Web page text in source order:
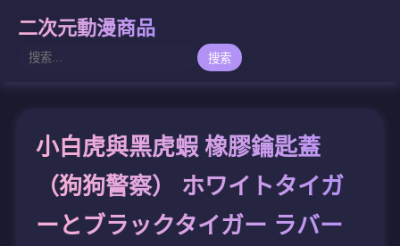
二次元動漫商品
搜索
小白虎與黑虎蝦 橡膠鑰匙蓋
（狗狗警察） ホワイトタイガ
ーとブラックタイガー ラバー